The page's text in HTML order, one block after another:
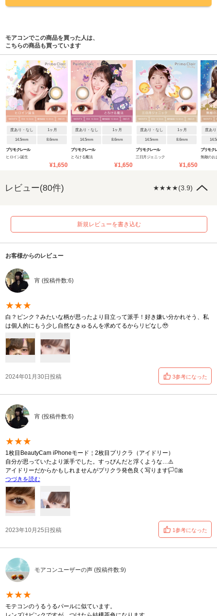
モアコンでこの商品を買った人は、
こちらの商品も買っています
度あり・なし 1ヶ月
14.5mm 8.6mm
プリモクレール
ヒロイン誕生
¥1,650
度あり・なし 1ヶ月
14.5mm 8.6mm
プリモクレール
とろける魔法
¥1,650
度あり・なし 1ヶ月
14.5mm 8.6mm
プリモクレール
三日月ジェニック
¥1,650
度あ
プリモク
無敵のお
レビュー(80件) ★★★★(3.9)
新規レビューを書き込む
お客様からのレビュー
宵 (投稿件数:6)
★★★
白？ピンク？みたいな柄が思ったより目立って派手！好き嫌い分かれそう、私
は個人的にもう少し自然なきゅるんを求めてるからリピなし🥹
2024年01月30日投稿 3参考になった
宵 (投稿件数:6)
★★★
1枚目BeautyCam iPhoneモード￤2枚目プリクラ（アイドリー）
自分が思っていたより派手でした。すっぴんだと浮くような…⚠️
アイドリーだからかもしれませんがプリクラ発色良く写ります🏳️‍⚧️🎀
つづきを読む
2023年10月25日投稿 1参考になった
モアコンユーザーの声 (投稿件数:9)
★★★
モテコンのうるうるパールに似ています。